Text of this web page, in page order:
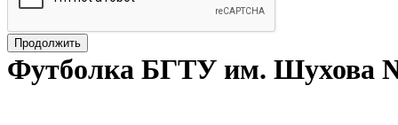
Продолжить
Футболка БГТУ им. Шухова